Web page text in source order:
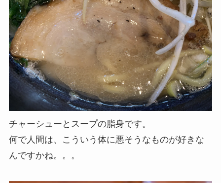
チャーシューとスープの脂身です。
何で人間は、こういう体に悪そうなものが好きな
んですかね。。。